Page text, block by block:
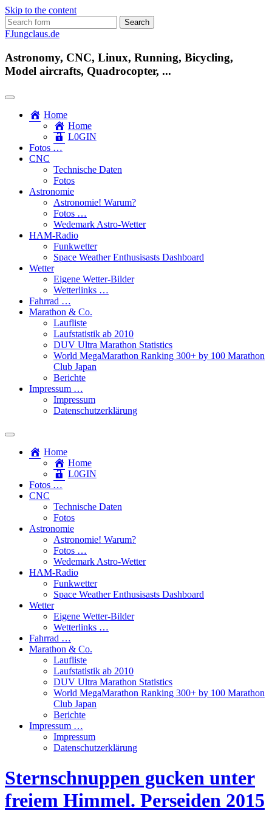
Skip to the content
Search
for:
FJungclaus.de
Astronomy, CNC, Linux, Running, Bicycling,
Model aircrafts, Quadrocopter, ...
Home
Home
L​0​​GIN
Fotos …
CNC
Technische Daten
Fotos
Astronomie
Astronomie! Warum?
Fotos …
Wedemark Astro-Wetter
HAM-Radio
Funkwetter
Space Weather Enthusisasts Dashboard
Wetter
Eigene Wetter-Bilder
Wetterlinks …
Fahrrad …
Marathon & Co.
Laufliste
Laufstatistik ab 2010
DUV Ultra Marathon Statistics
World MegaMarathon Ranking 300+ by 100 Marathon
Club Japan
Berichte
Impressum …
Impressum
Datenschutzerklärung
Toggle
search
field
Home
Home
L​0​​GIN
Fotos …
CNC
Technische Daten
Fotos
Astronomie
Astronomie! Warum?
Fotos …
Wedemark Astro-Wetter
HAM-Radio
Funkwetter
Space Weather Enthusisasts Dashboard
Wetter
Eigene Wetter-Bilder
Wetterlinks …
Fahrrad …
Marathon & Co.
Laufliste
Laufstatistik ab 2010
DUV Ultra Marathon Statistics
World MegaMarathon Ranking 300+ by 100 Marathon
Club Japan
Berichte
Impressum …
Impressum
Datenschutzerklärung
Sternschnuppen gucken unter
freiem Himmel. Perseiden 2015